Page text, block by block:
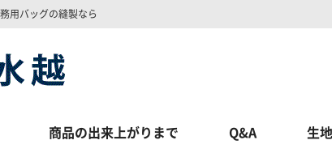
用バッグの縫製なら
商品の出来上がりまで Q&A 生